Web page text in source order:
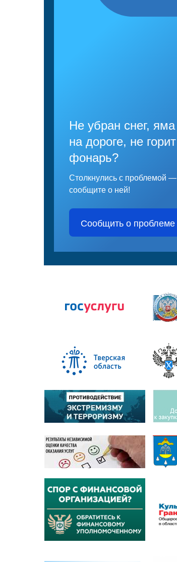
Не убран снег, яма
на дороге, не горит
фонарь?
Столкнулись с проблемой —
сообщите о ней!
Сообщить о проблеме